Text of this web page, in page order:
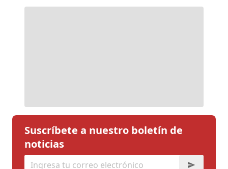
Suscríbete a nuestro boletín de
noticias